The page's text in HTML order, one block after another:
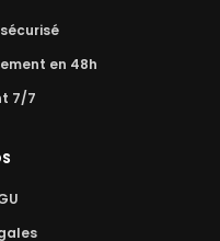
en 48h
7/7